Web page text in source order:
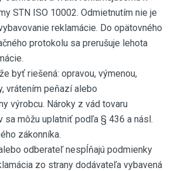
STN ISO 10002. Odmietnutím nie je
reklamácie. Do opätovného
protokolu sa prerušuje lehota
byť riešená: opravou, výmenou,
vrátením peňazí alebo
výrobcu. Nároky z vád tovaru
sa môžu uplatniť podľa § 436 a násl.
zákonníka.
odberateľ nespĺňajú podmienky
zo strany dodávateľa vybavená